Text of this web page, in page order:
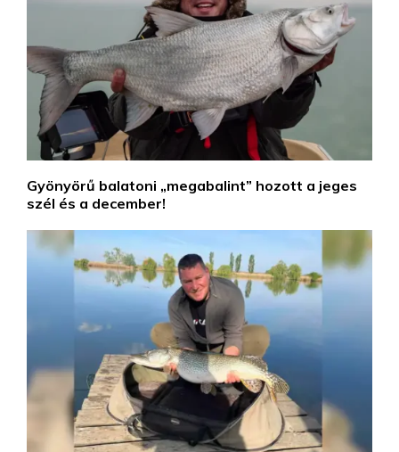
Gyönyörű balatoni „megabalint” hozott a jeges
szél és a december!